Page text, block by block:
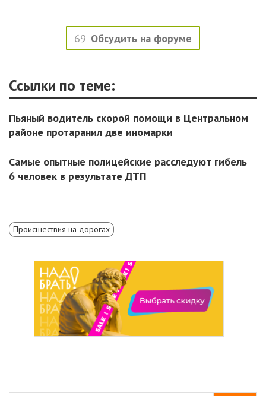
69 Обсудить на форуме
Ссылки по теме:
Пьяный водитель скорой помощи в Центральном
районе протаранил две иномарки
Самые опытные полицейские расследуют гибель
6 человек в результате ДТП
Происшествия на дорогах